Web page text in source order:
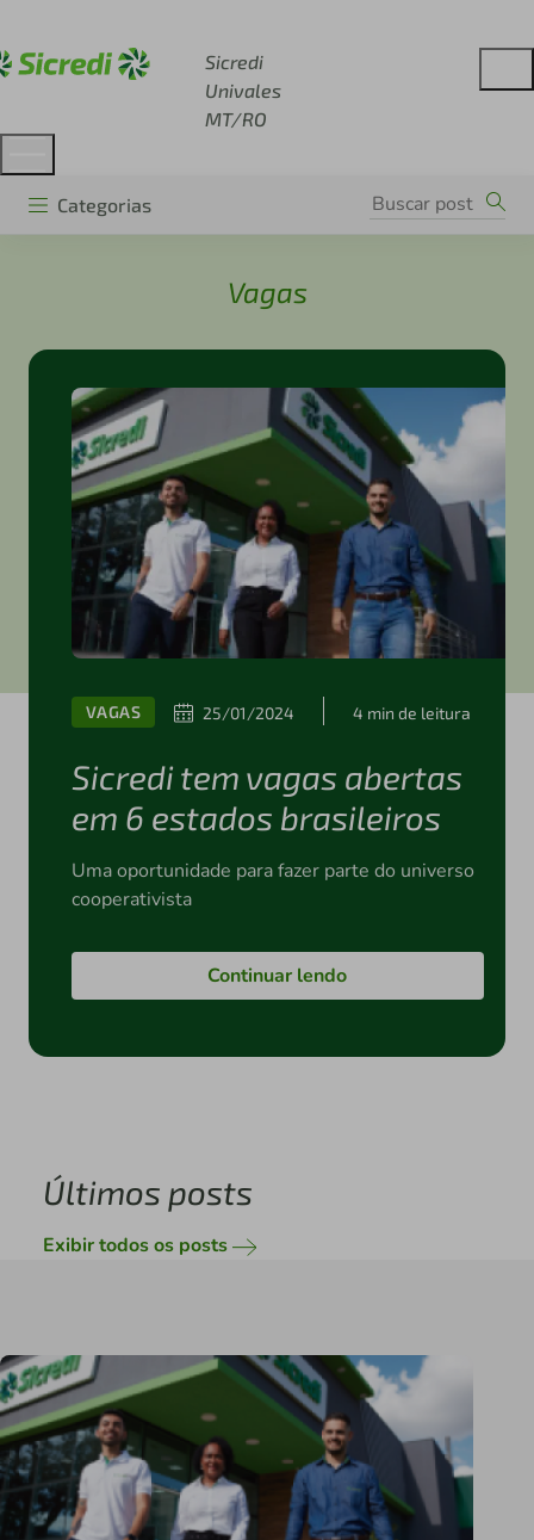
Sicredi
Univales
MT/RO
Categorias
Vagas
VAGAS 25/01/2024 4 min de leitura
Sicredi tem vagas abertas
em 6 estados brasileiros
Uma oportunidade para fazer parte do universo
cooperativista
Continuar lendo
Últimos posts
Exibir todos os posts